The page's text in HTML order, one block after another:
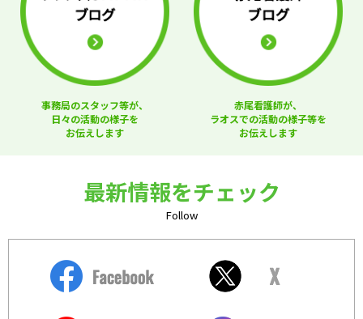
事務局のスタッフ等が、
日々の活動の様子を
お伝えします
赤尾看護師が、
ラオスでの活動の様子等を
お伝えします
最新情報をチェック
Follow